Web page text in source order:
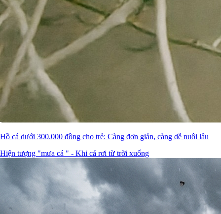
Hồ cá dưới 300.000 đồng cho trẻ: Càng đơn giản, càng dễ nuôi lâu
Hiện tượng "mưa cá " - Khi cá rơi từ trời xuống